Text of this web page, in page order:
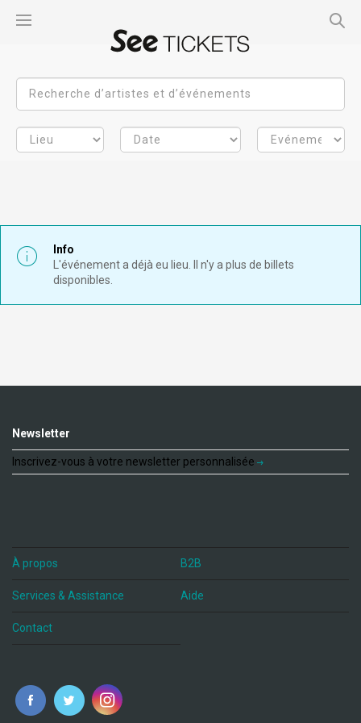
Info
L'événement a déjà eu lieu. Il n'y a plus de billets
disponibles.
Newsletter
Inscrivez-vous à votre newsletter personnalisée
À propos B2B
Services & Assistance Aide
Contact
fr